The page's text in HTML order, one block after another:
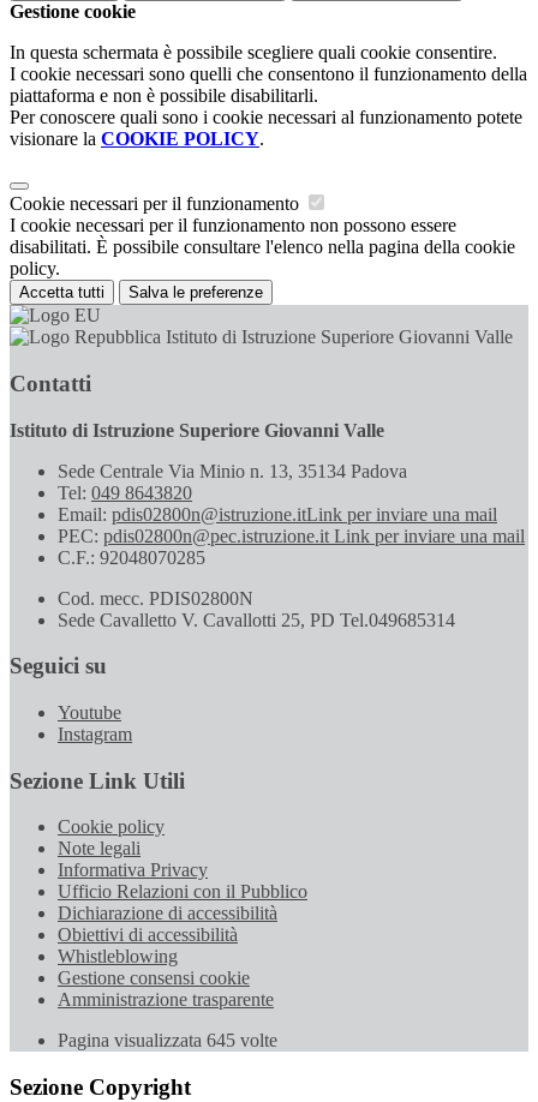
Gestione cookie
In questa schermata è possibile scegliere quali cookie consentire.
I cookie necessari sono quelli che consentono il funzionamento della
piattaforma e non è possibile disabilitarli.
Per conoscere quali sono i cookie necessari al funzionamento potete
visionare la COOKIE POLICY.
Cookie necessari per il funzionamento
I cookie necessari per il funzionamento non possono essere
disabilitati. È possibile consultare l'elenco nella pagina della cookie
policy.
Accetta tutti Salva le preferenze
Istituto di Istruzione Superiore Giovanni Valle
Contatti
Istituto di Istruzione Superiore Giovanni Valle
Sede Centrale Via Minio n. 13, 35134 Padova
Tel: 049 8643820
Email: pdis02800n@istruzione.itLink per inviare una mail
PEC: pdis02800n@pec.istruzione.it Link per inviare una mail
C.F.: 92048070285
Cod. mecc. PDIS02800N
Sede Cavalletto V. Cavallotti 25, PD Tel.049685314
Seguici su
Youtube
Instagram
Sezione Link Utili
Cookie policy
Note legali
Informativa Privacy
Ufficio Relazioni con il Pubblico
Dichiarazione di accessibilità
Obiettivi di accessibilità
Whistleblowing
Gestione consensi cookie
Amministrazione trasparente
Pagina visualizzata 645 volte
Sezione Copyright